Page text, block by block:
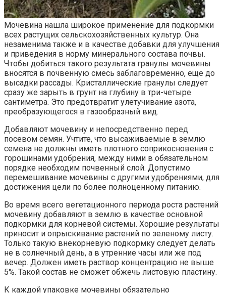
Мочевина нашла широкое применение для подкормки
всех растущих сельскохозяйственных культур. Она
незаменима также и в качестве добавки для улучшения
и приведения в норму минерального состава почвы.
Чтобы добиться такого результата гранулы мочевины
вносятся в почвенную смесь заблаговременно, еще до
высадки рассады. Кристаллические гранулы следует
сразу же зарыть в грунт на глубину в три-четыре
сантиметра. Это предотвратит улетучивание азота,
преобразующегося в газообразный вид.
Добавляют мочевину и непосредственно перед
посевом семян. Учтите, что высаживаемые в землю
семена не должны иметь плотного соприкосновения с
горошинами удобрения, между ними в обязательном
порядке необходим почвенный слой. Допустимо
перемешивание мочевины с другими удобрениями, для
достижения цели по более полноценному питанию.
Во время всего вегетационного периода роста растений
мочевину добавляют в землю в качестве основной
подкормки для корневой системы. Хорошие результаты
приносит и опрыскивание растений по зеленому листу.
Только такую внекорневую подкормку следует делать
не в солнечный день, а в утренние часы или же под
вечер. Должен иметь раствор концентрацию не выше
5%. Такой состав не сможет обжечь листовую пластину.
К каждой упаковке мочевины обязательно